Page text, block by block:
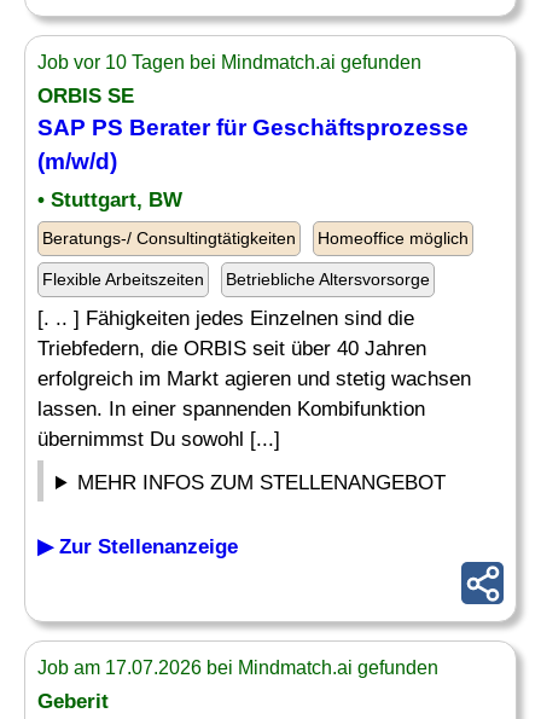
Job vor 10 Tagen bei Mindmatch.ai gefunden
ORBIS SE
SAP PS Beraterfür Geschäftsprozesse
(m/w/d)
• Stuttgart, BW
Beratungs-/ Consultingtätigkeiten Homeoffice möglich
Flexible Arbeitszeiten Betriebliche Altersvorsorge
[. .. ] Fähigkeiten jedes Einzelnen sind die
Triebfedern, die ORBIS seit über 40 Jahren
erfolgreich im Markt agieren und stetig wachsen
lassen. In einer spannenden Kombifunktion
übernimmst Du sowohl [...]
MEHR INFOS ZUM STELLENANGEBOT
▶ Zur Stellenanzeige
Job am 17.07.2026 bei Mindmatch.ai gefunden
Geberit